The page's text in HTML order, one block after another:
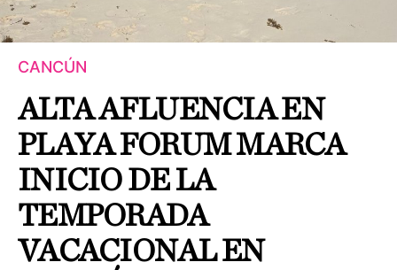
CANCÚN
ALTA AFLUENCIA EN
PLAYA FORUM MARCA
INICIO DE LA
TEMPORADA
VACACIONAL EN